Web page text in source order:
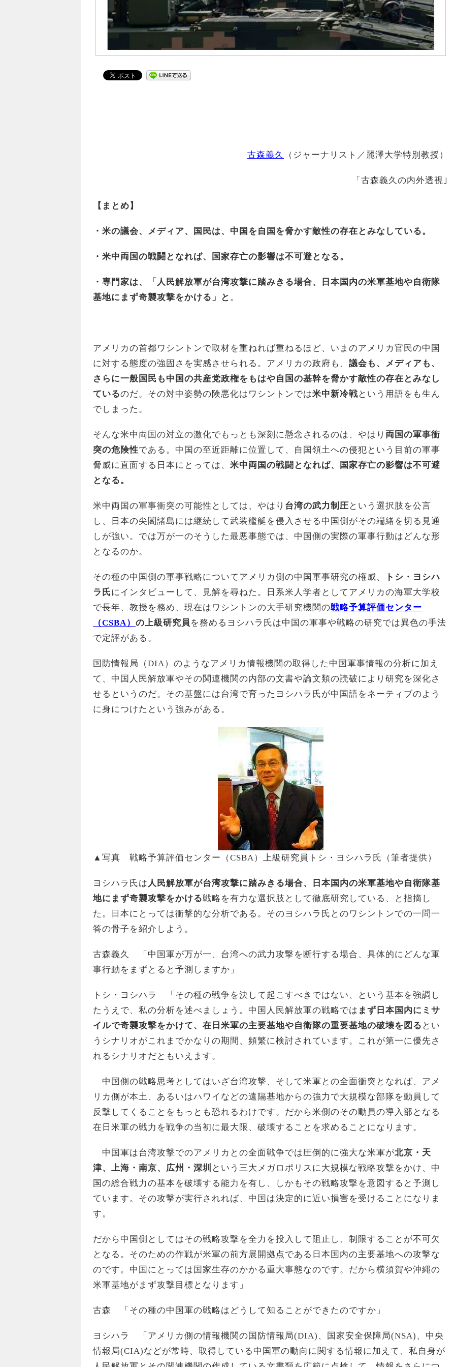
古森義久 （ジャーナリスト／麗澤大学特別教授）
「古森義久の内外透視｣
【まとめ】
・米の議会、メディア、国民は、中国を自国を脅かす敵性の存在とみなしている。
・米中両国の戦闘となれば、国家存亡の影響は不可避となる。
・専門家は、「人民解放軍が台湾攻撃に踏みきる場合、日本国内の米軍基地や自衛隊
基地にまず奇襲攻撃をかける」と 。
アメリカの首都ワシントンで取材を重ねれば重ねるほど、いまのアメリカ官民の中国
に対する態度の強固さを実感させられる。アメリカの政府も、 議会も、メディアも、
さらに一般国民も中国の共産党政権をもはや自国の基幹を脅かす敵性の存在とみなし
ているのだ。その対中姿勢の険悪化はワシントンでは米中新冷戦という用語をも生ん
でしまった。
そんな米中両国の対立の激化でもっとも深刻に懸念されるのは、やはり 両国の軍事衝
突の危険性である。中国の至近距離に位置して、自国領土への侵犯という目前の軍事
脅威に直面する日本にとっては、 米中両国の戦闘となれば、国家存亡の影響は不可避
となる。
米中両国の軍事衝突の可能性としては、やはり 台湾の武力制圧 という選択肢を公言
し、日本の尖閣諸島には継続して武装艦艇を侵入させる中国側がその端緒を切る見通
しが強い。では万が一のそうした最悪事態では、中国側の実際の軍事行動はどんな形
となるのか。
その種の中国側の軍事戦略についてアメリカ側の中国軍事研究の権威、
トシ・ヨシハ
ラ氏にインタビューして、見解を尋ねた。日系米人学者としてアメリカの海軍大学校
で長年、教授を務め、現在はワシントンの大手研究機関の戦略予算評価センター
（CSBA） の上級研究員 を務めるヨシハラ氏は中国の軍事や戦略の研究では異色の手法
で定評がある。
国防情報局（DIA）のようなアメリカ情報機関の取得した中国軍事情報の分析に加え
て、中国人民解放軍やその関連機関の内部の文書や論文類の読破により研究を深化さ
せるというのだ。その基盤には台湾で育ったヨシハラ氏が中国語をネーティブのよう
に身につけたという強みがある。
▲写真 戦略予算評価センター（CSBA）上級研究員トシ・ヨシハラ氏（筆者提供）
ヨシハラ氏は 人民解放軍が台湾攻撃に踏みきる場合、日本国内の米軍基地や自衛隊基
地にまず奇襲攻撃をかける戦略を有力な選択肢として徹底研究している、と指摘し
た。日本にとっては衝撃的な分析である。そのヨシハラ氏とのワシントンでの一問一
答の骨子を紹介しよう。
古森義久 「中国軍が万が一、台湾への武力攻撃を断行する場合、具体的にどんな軍
事行動をまずとると予測しますか」
トシ・ヨシハラ 「その種の戦争を決して起こすべきではない、という基本を強調し
たうえで、私の分析を述べましょう。中国人民解放軍の戦略では まず日本国内にミサ
イルで奇襲攻撃をかけて、在日米軍の主要基地や自衛隊の重要基地の破壊を図る とい
うシナリオがこれまでかなりの期間、頻繁に検討されています。これが第一に優先さ
れるシナリオだともいえます。
中国側の戦略思考としてはいざ台湾攻撃、そして米軍との全面衝突となれば、アメ
リカ側が本土、あるいはハワイなどの遠隔基地からの強力で大規模な部隊を動員して
反撃してくることをもっとも恐れるわけです。だから米側のその動員の導入部となる
在日米軍の戦力を戦争の当初に最大限、破壊することを求めることになります。
中国軍は台湾攻撃でのアメリカとの全面戦争では圧倒的に強大な米軍が北京・天
津、上海・南京、広州・深圳 という三大メガロポリスに大規模な戦略攻撃をかけ、中
国の総合戦力の基本を破壊する能力を有し、しかもその戦略攻撃を意図すると予測し
ています。その攻撃が実行されれば、中国は決定的に近い損害を受けることになりま
す。
だから中国側としてはその戦略攻撃を全力を投入して阻止し、制限することが不可欠
となる。そのための作戦が米軍の前方展開拠点である日本国内の主要基地への攻撃な
のです。中国にとっては国家生存のかかる重大事態なのです。だから横須賀や沖縄の
米軍基地がまず攻撃目標となります」
古森 「その種の中国軍の戦略はどうして知ることができたのですか」
ヨシハラ 「アメリカ側の情報機関の国防情報局(DIA)、国家安全保障局(NSA)、中央
情報局(CIA)などが常時、取得している中国軍の動向に関する情報に加えて、私自身が